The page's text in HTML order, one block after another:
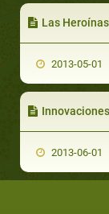
Las
2013-05-01
2013-06-01